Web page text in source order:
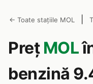
← Toate stațiile MOL
Preț MOL
benzină